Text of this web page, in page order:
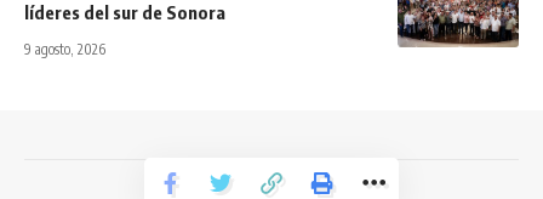
líderes del sur de Sonora
9 agosto, 2026
Todos los derechos reservados